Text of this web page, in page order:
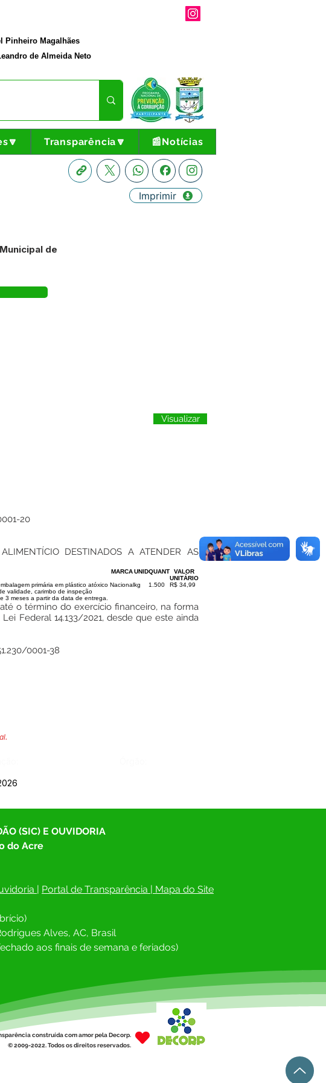
Pinheiro Magalhães
de Almeida Neto
Transparência🔽 📰Notícias
Imprimir
de
Visualizar
20
DESTINADOS A ATENDER AS
MARCAUNIDQUANT
VALOR
UNITÁRIO
primária em plástico atóxico
validade, carimbo de inspeção
3 meses a partir da data de entrega.
Nacionalkg 1.500 R$ 34,99
o término do exercício financeiro, na forma
Federal 14.133/2021, desde que este ainda
0001-38
(SIC) E OUVIDORIA
do Acre
| Portal de Transparência | Mapa do Site
Alves, AC, Brasil
aos finais de semana e feriados)
construída com amor pela Decorp.
© 2009-2022. Todos os direitos reservados.